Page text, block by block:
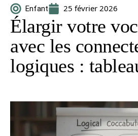
Enfant 25 février 2026
Élargir votre
avec les
logiques :